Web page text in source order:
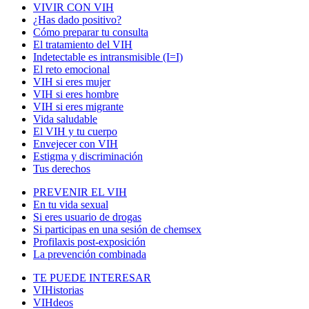
VIVIR CON VIH
¿Has dado positivo?
Cómo preparar tu consulta
El tratamiento del VIH
Indetectable es intransmisible (I=I)
El reto emocional
VIH si eres mujer
VIH si eres hombre
VIH si eres migrante
Vida saludable
El VIH y tu cuerpo
Envejecer con VIH
Estigma y discriminación
Tus derechos
PREVENIR EL VIH
En tu vida sexual
Si eres usuario de drogas
Si participas en una sesión de chemsex
Profilaxis post-exposición
La prevención combinada
TE PUEDE INTERESAR
VIHistorias
VIHdeos